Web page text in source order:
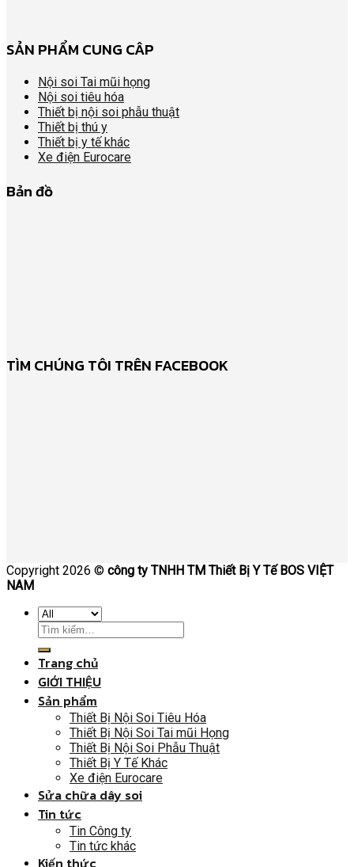
SẢN PHẨM CUNG CÂP
Nội soi Tai mũi họng
Nội soi tiêu hóa
Thiết bị nội soi phẫu thuật
Thiết bị thú y
Thiết bị y tế khác
Xe điện Eurocare
Bản đồ
TÌM CHÚNG TÔI TRÊN FACEBOOK
Copyright 2026 © công ty TNHH TM Thiết Bị Y Tế BOS VIỆT
NAM
Trang chủ
GIỚI THIỆU
Sản phẩm
Thiết Bị Nội Soi Tiêu Hóa
Thiết Bị Nội Soi Tai mũi Họng
Thiết Bị Nội Soi Phẫu Thuật
Thiết Bị Y Tế Khác
Xe điện Eurocare
Sửa chữa dây soi
Tin tức
Tin Công ty
Tin tức khác